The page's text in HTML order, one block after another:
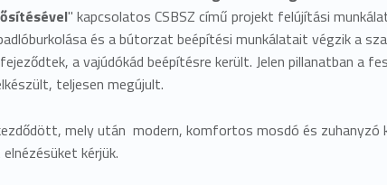
" kapcsolatos CSBSZ című projekt felújítási
és a bútorzat beépítési munkálatait végzik a
a vajúdókád beépítésre került. Jelen pillanatban a
teljesen megújult.
mely után modern, komfortos mosdó és zuhanyzó
kérjük.